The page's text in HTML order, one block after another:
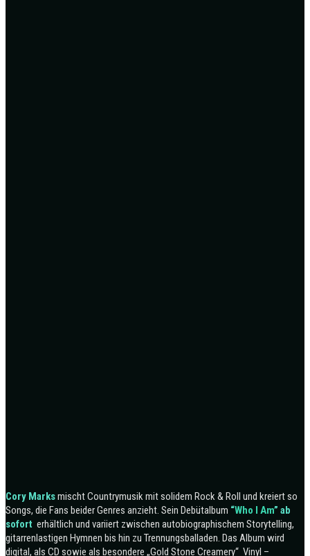
Cory Marksmischt Countrymusik mit solidem Rock & Roll und kreiert so
Songs, die Fans beider Genres anzieht. Sein Debütalbum “Who I Am” ab
sofort erhältlich und variiert zwischen autobiographischem Storytelling,
gitarrenlastigen Hymnen bis hin zu Trennungsballaden. Das Album wird
digital, als CD sowie als besondere „Gold Stone Creamery“ Vinyl –